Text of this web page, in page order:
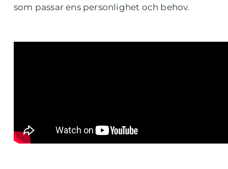
som passar ens personlighet och behov.